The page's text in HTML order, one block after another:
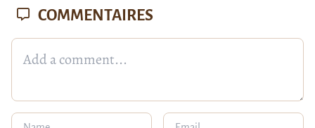
COMMENTAIRES